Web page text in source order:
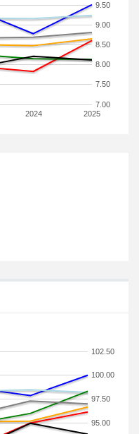
2024 2025
7.00
7.50
8.00
8.50
9.00
9.50
95.00
97.50
100.00
102.50